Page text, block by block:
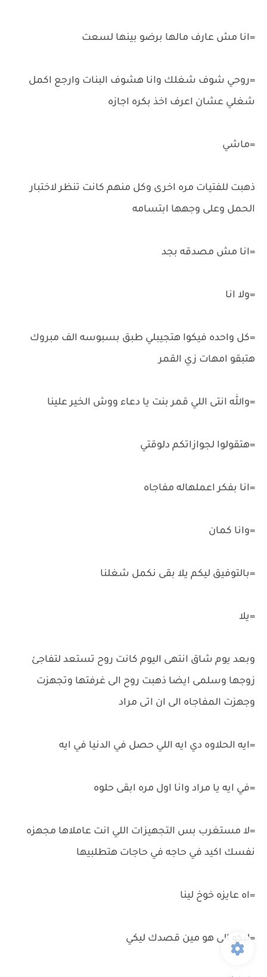
=انا مش عارف مالها برضو بينها لسعت
=روحي شوف شغلك وانا هشوف البنات وارجع اكمل
شغلي عشان اعرف اخذ بكره اجازه
=ماشي
ذهبت للفتيات مره اخرى وكل منهم كانت تنظر لاختبار
الحمل وعلى وجهها ابتسامه
=انا مش مصدقه بجد
=ولا انا
=كل واحده فيكوا هتجيبلي طبق بسبوسه الف مبروك
هتبقو امهات زي القمر
=والله انتى اللي قمر بنت يا دعاء ووش الخير علينا
=هتقولوا لجوازاتكم دلوقتي
=انا بفكر اعملهاله مفاجاه
=وانا كمان
=بالتوفيق ليكم يلا بقى نكمل شغلنا
=يلا
وبعد يوم شاق انتهى اليوم كانت روح تستعد لتفاجئ
زوجها وسلمى ايضا ذهبت روح الى غرفتها وتجهزت
وجهزت المفاجاه الى ان اتى مراد
=ايه الحلاوه دي ايه اللي حصل في الدنيا في ايه
=في ايه يا مراد وانا اول مره ابقى حلوه
=لا مستغرب بس التجهيزات اللي انت عاملاها مجهزه
نفسك اكيد في حاجه في حاجات هتطلبيها
=اه عايزه خوخ لينا
=ليكو الى هو مين قصدك ليكي